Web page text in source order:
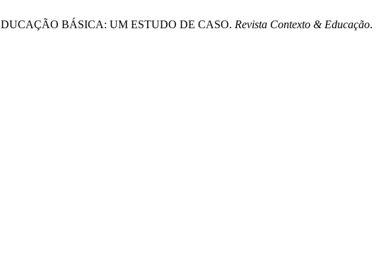
BÁSICA: UM ESTUDO DE CASO. Revista Contexto & Educação.